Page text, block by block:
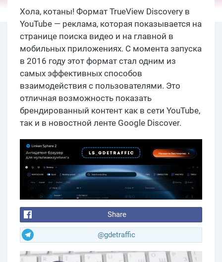
Хола, котаны! Формат TrueView Discovery в
YouTube — реклама, которая показывается на
странице поиска видео и на главной в
мобильных приложениях. С момента запуска
в 2016 году этот формат стал одним из
самых эффективных способов
взаимодействия с пользователями. Это
отличная возможность показать
брендированный контент как в сети YouTube,
так и в новостной ленте Google Discover.
Share
@gdetraffic